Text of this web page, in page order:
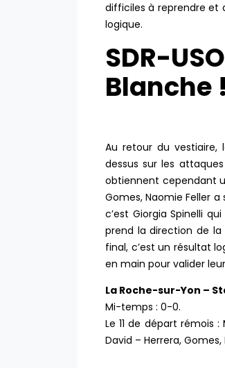
difficiles à reprendre et
logique.
SDR-
Blanche !
Au retour du vestiaire,
dessus sur les
obtiennent cependant
Gomes, Naomie Feller
c’est Giorgia Spinelli
prend la direction de
final, c’est un résultat
en main pour valider
La Roche-sur-Yon –
Mi-temps : 0-0.
Le 11 de départ rémois
David – Herrera,